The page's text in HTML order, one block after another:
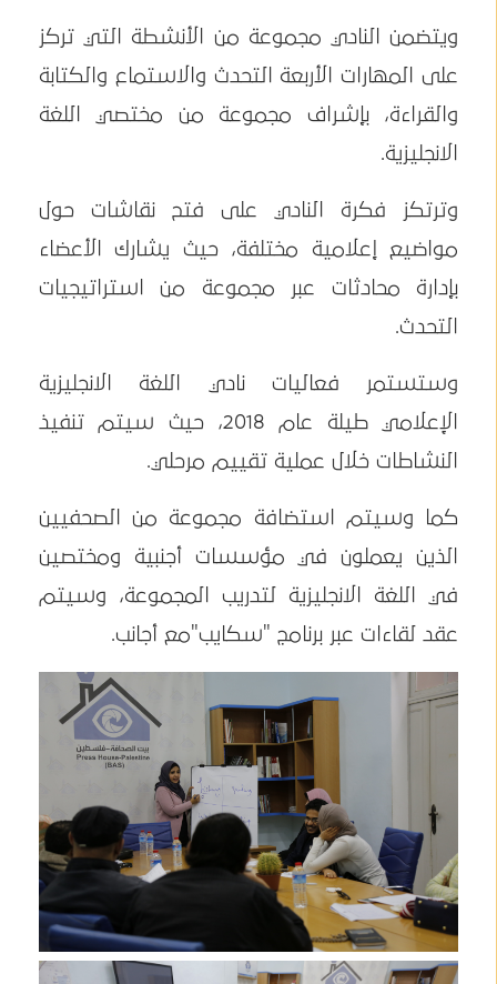
ويتضمن النادي مجموعة من الأنشطة التي تركز
على المهارات الأربعة التحدث والاستماع والكتابة
والقراءة، بإشراف مجموعة من مختصي اللغة
الانجليزية.
وترتكز فكرة النادي على فتح نقاشات حول
مواضيع إعلامية مختلفة، حيث يشارك الأعضاء
بإدارة محادثات عبر مجموعة من استراتيجيات
التحدث.
وستستمر فعاليات نادي اللغة الانجليزية
الإعلامي طيلة عام 2018، حيث سيتم تنفيذ
النشاطات خلال عملية تقييم مرحلي.
كما وسيتم استضافة مجموعة من الصحفيين
الذين يعملون في مؤسسات أجنبية ومختصين
في اللغة الانجليزية لتدريب المجموعة، وسيتم
عقد لقاءات عبر برنامج "سكايب"مع أجانب.